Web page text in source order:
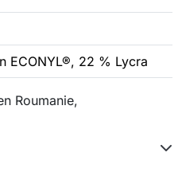
ECONYL®, 22 % Lycra
Roumanie,